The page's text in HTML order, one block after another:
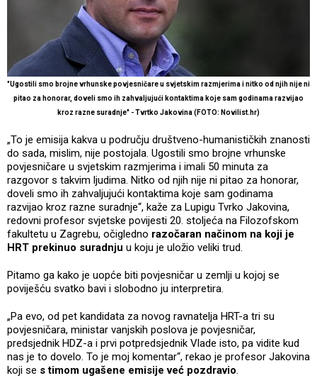
"Ugostili smo brojne vrhunske povjesničare u svjetskim razmjerima i nitko od njih nije ni
pitao za honorar, doveli smo ih zahvaljujući kontaktima koje sam godinama razvijao
kroz razne suradnje" - Tvrtko Jakovina (FOTO: Novilist.hr)
„To je emisija kakva u području društveno-humanističkih znanosti
do sada, mislim, nije postojala. Ugostili smo brojne vrhunske
povjesničare u svjetskim razmjerima i imali 50 minuta za
razgovor s takvim ljudima. Nitko od njih nije ni pitao za honorar,
doveli smo ih zahvaljujući kontaktima koje sam godinama
razvijao kroz razne suradnje“, kaže za Lupigu Tvrko Jakovina,
redovni profesor svjetske povijesti 20. stoljeća na Filozofskom
fakultetu u Zagrebu, očigledno razočaran načinom na koji je
HRT prekinuo suradnju u koju je uložio veliki trud.
Pitamo ga kako je uopće biti povjesničar u zemlji u kojoj se
poviješću svatko bavi i slobodno ju interpretira.
„Pa evo, od pet kandidata za novog ravnatelja HRT-a tri su
povjesničara, ministar vanjskih poslova je povjesničar,
predsjednik HDZ-a i prvi potpredsjednik Vlade isto, pa vidite kud
nas je to dovelo. To je moj komentar“, rekao je profesor Jakovina
koji se s timom ugašene emisije već pozdravio.